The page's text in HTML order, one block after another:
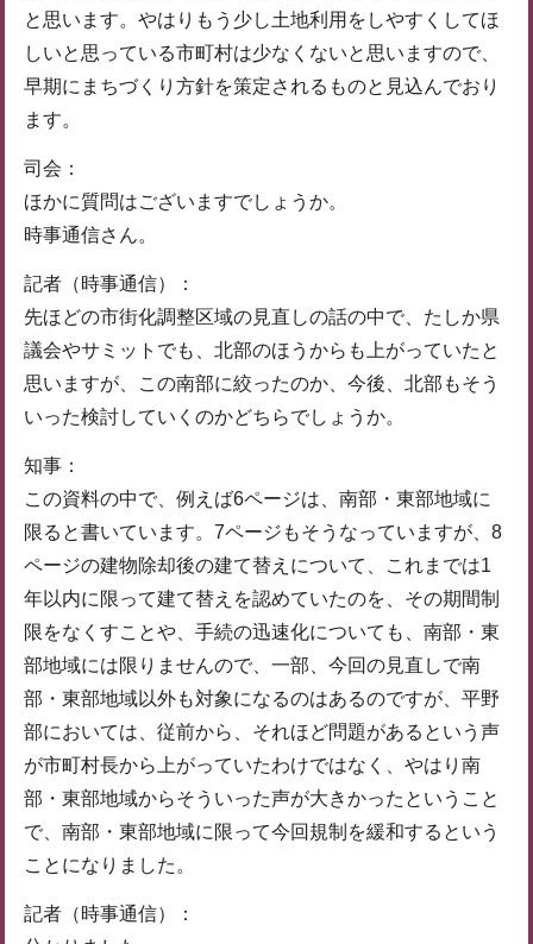
と思います。やはりもう少し土地利用をしやすくしてほ
しいと思っている市町村は少なくないと思いますので、
早期にまちづくり方針を策定されるものと見込んでおり
ます。
司会：
ほかに質問はございますでしょうか。
時事通信さん。
記者（時事通信）：
先ほどの市街化調整区域の見直しの話の中で、たしか県
議会やサミットでも、北部のほうからも上がっていたと
思いますが、この南部に絞ったのか、今後、北部もそう
いった検討していくのかどちらでしょうか。
知事：
この資料の中で、例えば6ページは、南部・東部地域に
限ると書いています。7ページもそうなっていますが、8
ページの建物除却後の建て替えについて、これまでは1
年以内に限って建て替えを認めていたのを、その期間制
限をなくすことや、手続の迅速化についても、南部・東
部地域には限りませんので、一部、今回の見直しで南
部・東部地域以外も対象になるのはあるのですが、平野
部においては、従前から、それほど問題があるという声
が市町村長から上がっていたわけではなく、やはり南
部・東部地域からそういった声が大きかったということ
で、南部・東部地域に限って今回規制を緩和するという
ことになりました。
記者（時事通信）：